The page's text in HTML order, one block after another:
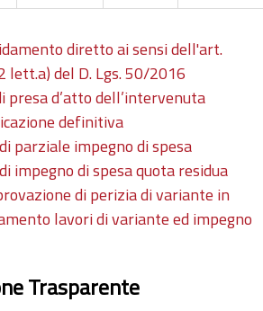
diretto ai sensi dell'art.
lett.a) del D. Lgs. 50/2016
presa d’atto dell’intervenuta
definitiva
parziale impegno di spesa
impegno di spesa quota residua
di perizia di variante in
lavori di variante ed impegno
Trasparente